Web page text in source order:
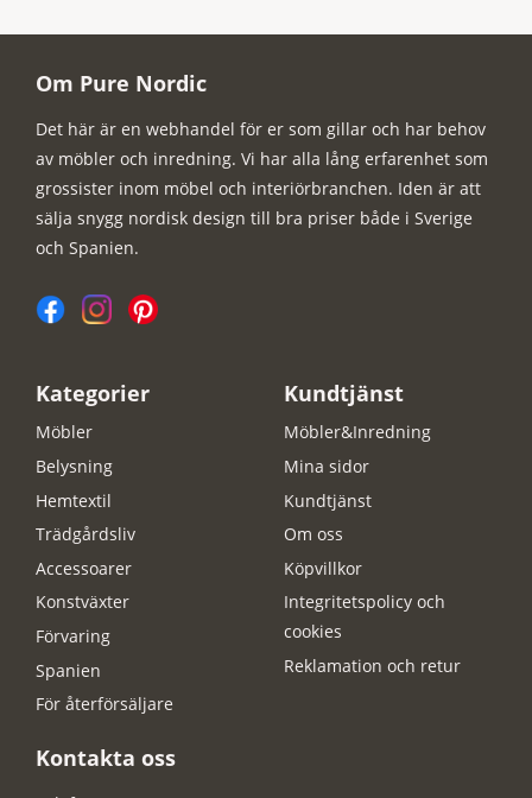
Om Pure Nordic
Det här är en webhandel för er som gillar och har behov
av möbler och inredning. Vi har alla lång erfarenhet som
grossister inom möbel och interiörbranchen. Iden är att
sälja snygg nordisk design till bra priser både i Sverige
och Spanien.
Kategorier
Möbler
Belysning
Hemtextil
Trädgårdsliv
Accessoarer
Konstväxter
Förvaring
Spanien
För återförsäljare
Kundtjänst
Möbler&Inredning
Mina sidor
Kundtjänst
Om oss
Köpvillkor
Integritetspolicy och
cookies
Reklamation och retur
Kontakta oss